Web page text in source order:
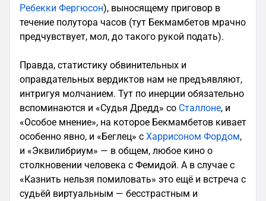
Ребекки Фергюсон), выносящему приговор в
течение полутора часов (тут Бекмамбетов мрачно
предчувствует, мол, до такого рукой подать).
Правда, статистику обвинительных и
оправдательных вердиктов нам не предъявляют,
интригуя молчанием. Тут по инерции обязательно
вспоминаются и «Судья Дредд» со Сталлоне, и
«Особое мнение», на которое Бекмамбетов кивает
особенно явно, и «Беглец» с Харрисоном Фордом,
и «Эквилибриум» — в общем, любое кино о
столкновении человека с Фемидой. А в случае с
«Казнить нельзя помиловать» это ещё и встреча с
судьёй виртуальным — бесстрастным и